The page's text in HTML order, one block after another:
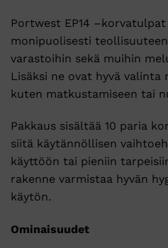
Portwest EP14 –korvatulpat
monipuolisesti
varastoihin sekä muihin
Lisäksi ne ovat hyvä valinta
kuten matkustamiseen tai
Pakkaus sisältää 10 paria
siitä käytännöllisen
käyttöön tai pieniin
rakenne varmistaa hyvän
käytön.
Ominaisuudet